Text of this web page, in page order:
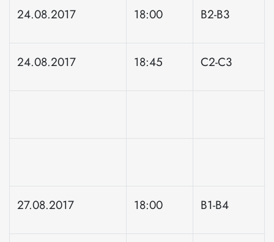
24.08.2017 18:00 B2-B3
24.08.2017 18:45 C2-C3
27.08.2017 18:00 B1-B4